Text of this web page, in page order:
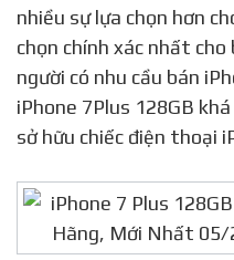
nhiều sự lựa chọn hơn
chọn chính xác nhất
người có nhu cầu bán
iPhone 7Plus 128GB
sở hữu chiếc điện thoại